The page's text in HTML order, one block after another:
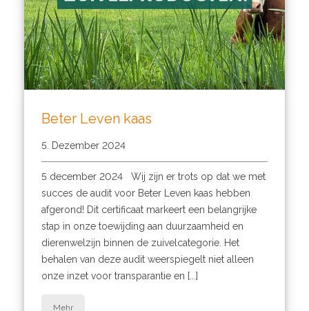
Beter Leven kaas
5. Dezember 2024
5 december 2024 Wij zijn er trots op dat we met
succes de audit voor Beter Leven kaas hebben
afgerond! Dit certificaat markeert een belangrijke
stap in onze toewijding aan duurzaamheid en
dierenwelzijn binnen de zuivelcategorie. Het
behalen van deze audit weerspiegelt niet alleen
onze inzet voor transparantie en [...]
Mehr